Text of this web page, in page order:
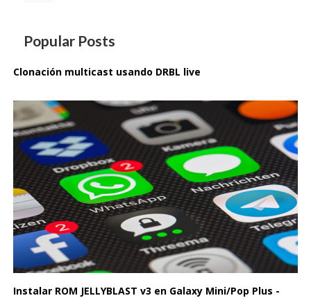
Popular Posts
Clonación multicast usando DRBL live
Instalar ROM JELLYBLAST v3 en Galaxy Mini/Pop Plus -